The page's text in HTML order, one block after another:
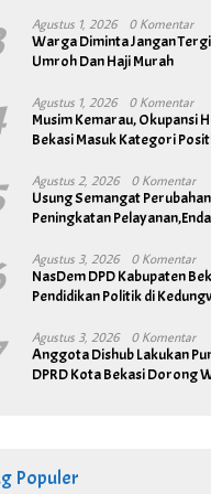
Agustus 1, 2026 0 Komentar
Warga Diminta Jangan
Umroh Dan Haji Murah
Agustus 1, 2026 0 Komentar
Musim Kemarau, Okupansi
Bekasi Masuk Kategori
Agustus 2, 2026 0 Komentar
Usung Semangat
Peningkatan
Agustus 3, 2026 0 Komentar
NasDem DPD Kabupaten
Pendidikan Politik di
Agustus 3, 2026 0 Komentar
Anggota Dishub Lakukan
DPRD Kota Bekasi Dorong
Populer